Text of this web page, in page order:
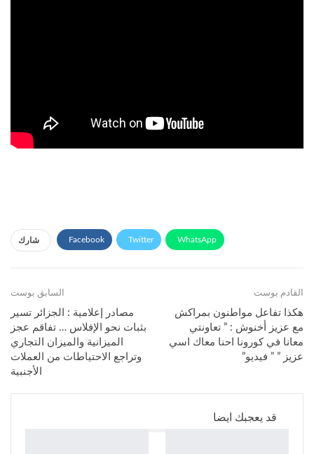
شارك Facebook Twitter WhatsApp
Telegram
السابق بوست
مصادر إعلامية : الجزائر تسير
بثبات نحو الإفلاس … تفاقم عجز
الميزانية والميزان التجاري
وتراجع الاحتياطات من العملات
الأجنبية
القادم بوست
هكذا تفاعل مواطنون بمراكش
مع عزيز أخنوش : ” تعاونتي
معانا في كورونا احنا معاك اسي
عزيز ” ” فيديو”
قد يعجبك ايضا